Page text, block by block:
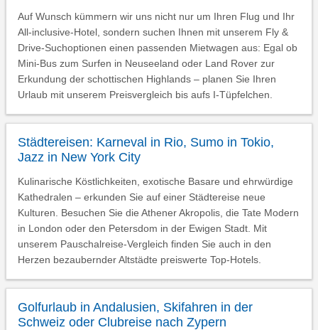
Auf Wunsch kümmern wir uns nicht nur um Ihren Flug und Ihr
All-inclusive-Hotel, sondern suchen Ihnen mit unserem Fly &
Drive-Suchoptionen einen passenden Mietwagen aus: Egal ob
Mini-Bus zum Surfen in Neuseeland oder Land Rover zur
Erkundung der schottischen Highlands – planen Sie Ihren
Urlaub mit unserem Preisvergleich bis aufs I-Tüpfelchen.
Städtereisen: Karneval in Rio, Sumo in Tokio,
Jazz in New York City
Kulinarische Köstlichkeiten, exotische Basare und ehrwürdige
Kathedralen – erkunden Sie auf einer Städtereise neue
Kulturen. Besuchen Sie die Athener Akropolis, die Tate Modern
in London oder den Petersdom in der Ewigen Stadt. Mit
unserem Pauschalreise-Vergleich finden Sie auch in den
Herzen bezaubernder Altstädte preiswerte Top-Hotels.
Golfurlaub in Andalusien, Skifahren in der
Schweiz oder Clubreise nach Zypern